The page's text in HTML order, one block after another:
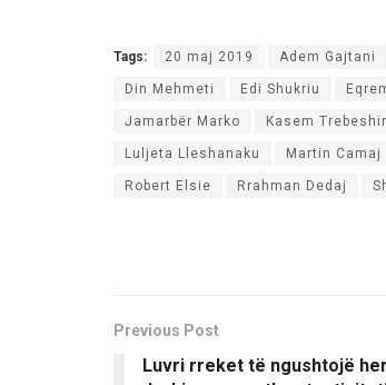
Tags: 20 maj 2019 Adem Gajtani
Din Mehmeti Edi Shukriu
Jamarbër Marko Kasem
Luljeta Lleshanaku Martin Camaj
Robert Elsie Rrahman Dedaj
Previous Post
Luvri rreket të ngushtojë